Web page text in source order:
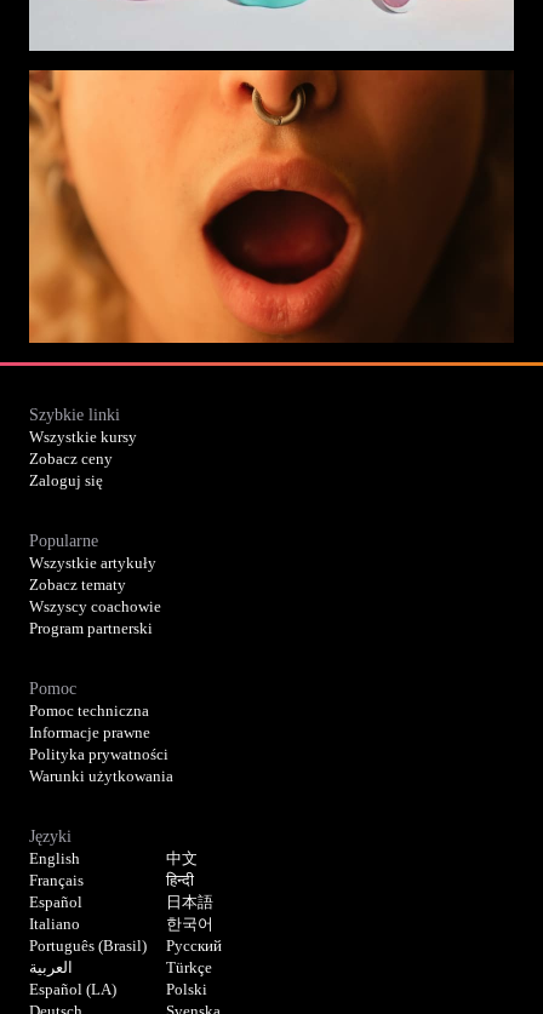
Szybkie linki
Wszystkie kursy
Zobacz ceny
Zaloguj się
Popularne
Wszystkie artykuły
Zobacz tematy
Wszyscy coachowie
Program partnerski
Pomoc
Pomoc techniczna
Informacje prawne
Polityka prywatności
Warunki użytkowania
Języki
English
Français
Español
Italiano
Português (Brasil)
العربية
Español (LA)
中文
हिन्दी
日本語
한국어
Русский
Türkçe
Polski